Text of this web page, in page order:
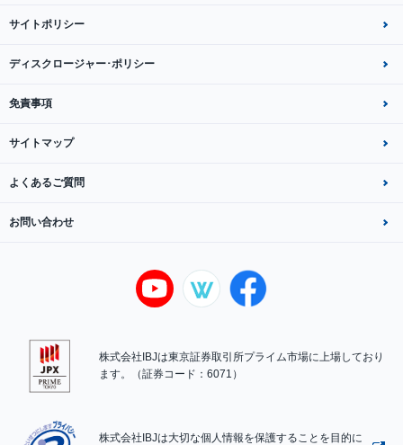
サイトポリシー
ディスクロージャー･ポリシー
免責事項
サイトマップ
よくあるご質問
お問い合わせ
株式会社IBJは東京証券取引所プライム市場に上場しており
ます。（証券コード：6071）
株式会社IBJは大切な個人情報を保護することを目的に